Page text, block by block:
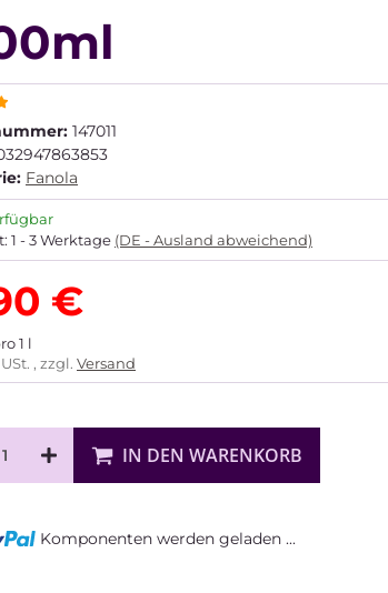
147011
Fanola
1 - 3 Werktage (DE - Ausland abweichend)
€
1 l
, zzgl. Versand
IN DEN WARENKORB
Komponenten werden geladen ...